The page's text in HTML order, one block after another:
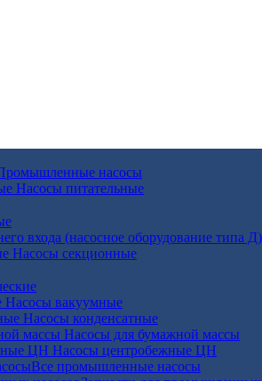
насосы
Насосы питательные
Насосы секционные
Насосы вакуумные
Насосы конденсатные
Насосы для бумажной массы
Насосы центробежные ЦН
Все промышленные насосы